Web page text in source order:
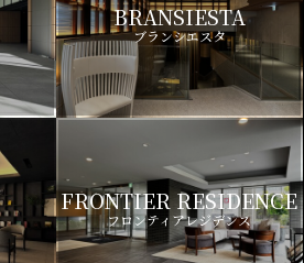
BRANSIESTA
ブランシエスタ
FRONTIER RESIDENCE
フロンティアレジデンス